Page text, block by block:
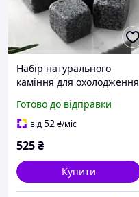
Набір натурального
каміння для охолодження
Подарункове каміння
замість льоду
Готово до відправки
від52₴/міс
525₴
Купити